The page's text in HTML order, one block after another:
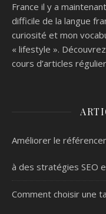
France il y a
difficile de la langue
curiosité et mon
« lifestyle ».
cours d’articles
Améliorer le
à des stratégies SEO
Comment choisir une